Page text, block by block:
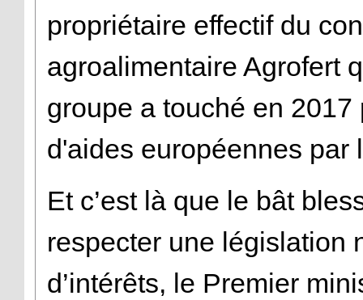
propriétaire effectif du
agroalimentaire Agrofert
groupe a touché en
d'aides européennes par
Et c’est là que le bât
respecter une législation
d’intérêts, le Premier